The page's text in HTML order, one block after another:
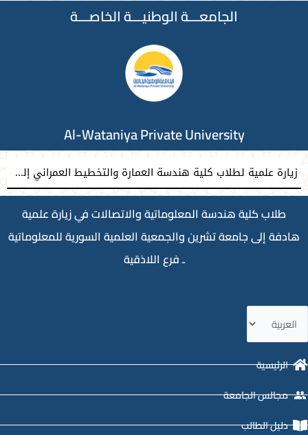
الجامعـــة الوطنيـــة الخاصـــة
Al-Wataniya Private University
زيارة علمية لطلاب كلية هندسة العمارة والتخطيط العمراني إلى حي الطوافرة في مدينة حماه القديمة
طلاب كلية هندسة المعلوماتية والاتصالات في زيارة علمية
هادفة إلى جامعة تشرين والجمعية العلمية السورية للمعلوماتية
ـ فرع اللاذقية
لغة
الرئيسية
مجالس الجامعة
دليل الطالب